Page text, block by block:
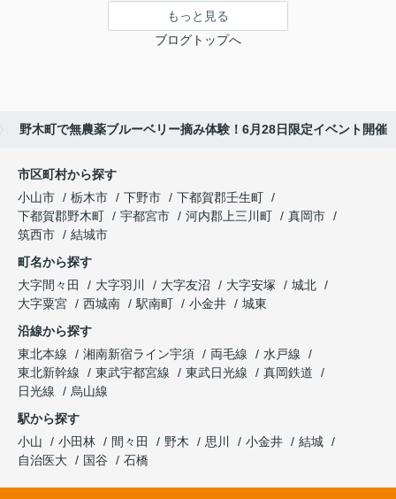
もっと見る
ブログトップへ
野木町で無農薬ブルーベリー摘み体験！6月28日限定イベント開催
市区町村から探す
小山市
栃木市 下野市
下都賀郡壬生町
下都賀郡野木町
宇都宮市 河内郡上三川町
真岡市
筑西市
結城市
町名から探す
大字間々田
大字羽川 大字友沼 大字安塚
城北
大字粟宮
西城南 駅南町 小金井
城東
沿線から探す
東北本線
湘南新宿ライン宇須 両毛線
水戸線
東北新幹線
東武宇都宮線 東武日光線
真岡鉄道
日光線
烏山線
駅から探す
小山
小田林 間々田 野木 思川 小金井
結城
自治医大
国谷 石橋